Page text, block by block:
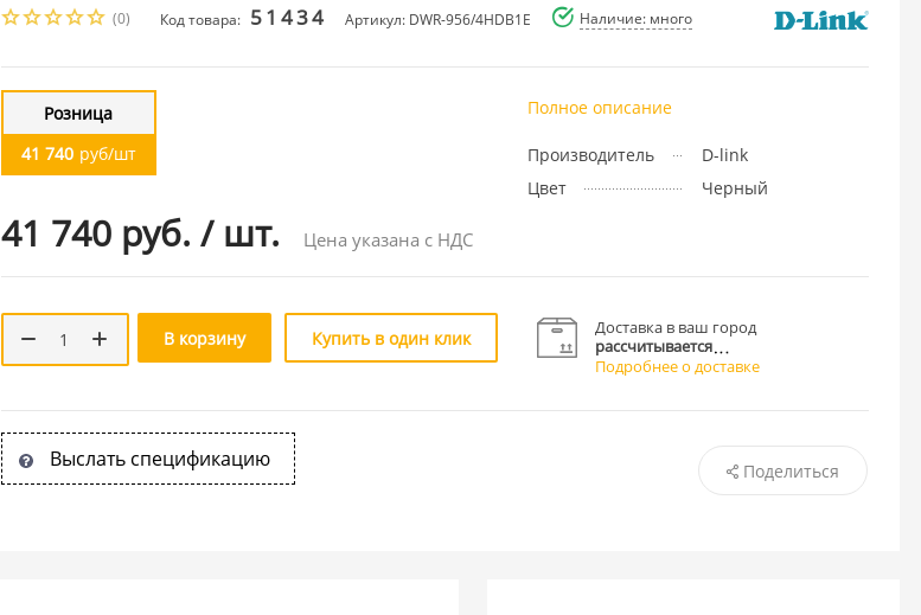
(0) Код товара: 51434 Артикул: DWR-956/4HDB1E Наличие: много
Розница
41 740 руб/шт
41 740 руб. / шт. Цена указана с НДС
Полное описание
Производитель
D-link
Цвет
Черный
В корзину Купить в один клик
Доставка в ваш город
рассчитывается
Подробнее о доставке
Выслать спецификацию Поделиться